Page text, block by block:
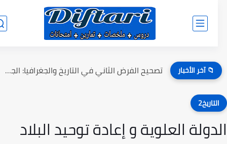
📁 آخر الأخبار تصحيح الفرض الثاني في التاريخ والجغرافيا: الجذع المشترك الدورة الثانية...
العلوية و إعادة توحيد البلاد